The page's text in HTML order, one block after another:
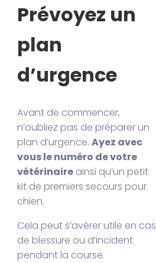
Prévoyez un
plan
d’urgence
Avant de commencer,
n’oubliez pas de préparer un
plan d’urgence.Ayez avec
vous le numéro de votre
vétérinaire ainsi qu’un petit
kit de premiers secours pour
chien.
Cela peut s’avérer utile en cas
de blessure ou d’incident
pendant la course.